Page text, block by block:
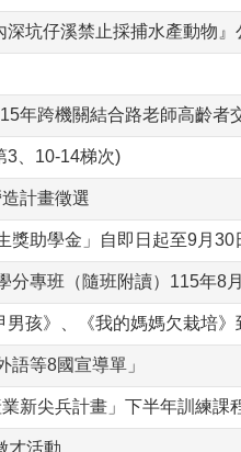
坑仔溪禁止採捕水產動物』
年跨機關結合路老師高齡者
3、10-14梯次)
計畫徵選
獎助學金」自即日起至9月30
分專班（隨班附讀）115年8
孩》、《我的媽媽欠栽培
等8國宣導單」
新尖兵計畫」下半年訓練課
才活動